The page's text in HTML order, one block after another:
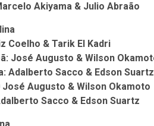
Akiyama & Julio Abraão
Coelho & Tarik El Kadri
José Augusto & Wilson
Adalberto Sacco & Edson Suartz
Augusto & Wilson Okamoto
Sacco & Edson Suartz